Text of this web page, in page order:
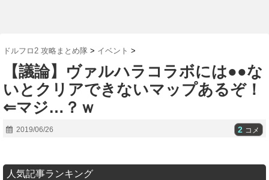
ドルフロ2 攻略まとめ隊 > イベント >
【議論】ヴァルハラコラボには●●な
いとクリアできないマップあるぞ！
⇐マジ…？ｗ
2019/06/26 2 コメ
人気記事ランキング